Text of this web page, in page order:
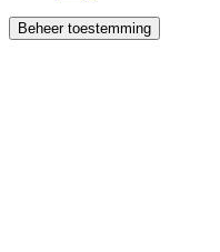
Beheer toestemming